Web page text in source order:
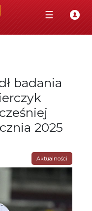
☰
badania
2025
Aktualności